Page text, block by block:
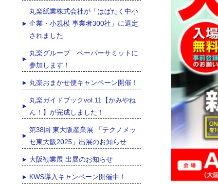
丸楽紙業株式会社が「はばたく中小
企業・小規模 事業者300社」に選定
されました
丸楽グループ ペーパーサミットに
参加します！
丸楽おまかせ便キャンペーン開催！
丸楽ガイドブックvol.11【かみやね
ん！】が完成しました！
第38回 東大阪産業展 「テクノメッ
セ東大阪2025」出展のお知らせ
大阪勧業展 出展のお知らせ
KWS導入キャンペーン開催中！